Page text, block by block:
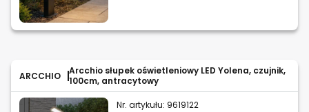
ARCCHIO
Arcchio słupek oświetleniowy LED Yolena, czujnik,
100cm, antracytowy
Nr. artykułu: 9619122